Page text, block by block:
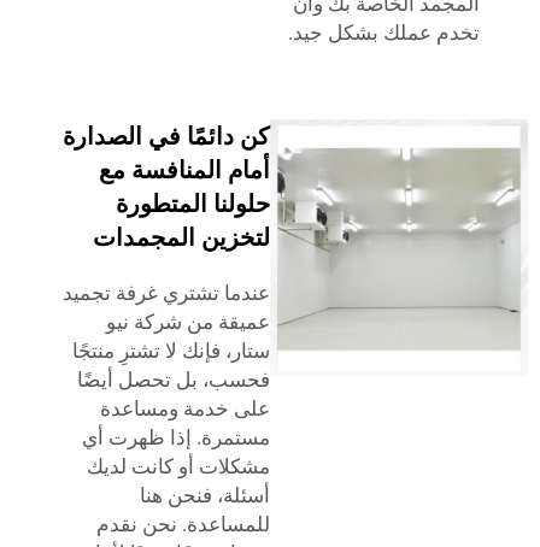
عملك بشكل جيد.
كن دائمًا في الصدارة
أمام المنافسة مع
حلولنا المتطورة
لتخزين المجمدات
عندما تشتري غرفة تجميد
عميقة من شركة نيو
ستار، فإنك لا تشترِ منتجًا
فحسب، بل تحصل أيضًا
على خدمة ومساعدة
مستمرة. إذا ظهرت أي
مشكلات أو كانت لديك
أسئلة، فنحن هنا
للمساعدة. نحن نقدم